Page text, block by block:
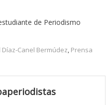
de Periodismo
Díaz-Canel Bermúdez, Prensa